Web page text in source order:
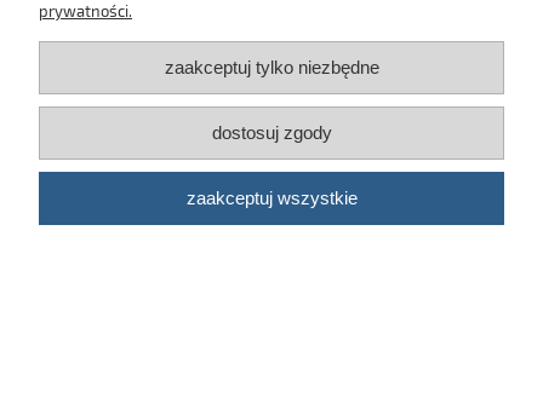
BĄDŹ NA BIEŻĄCO!
Kosmetyki samochodowe Automotive Care©2026 | PlatformaShoper
pokaż pełną wersję strony
prywatności.
zaakceptuj tylko niezbędne
dostosuj zgody
zaakceptuj wszystkie